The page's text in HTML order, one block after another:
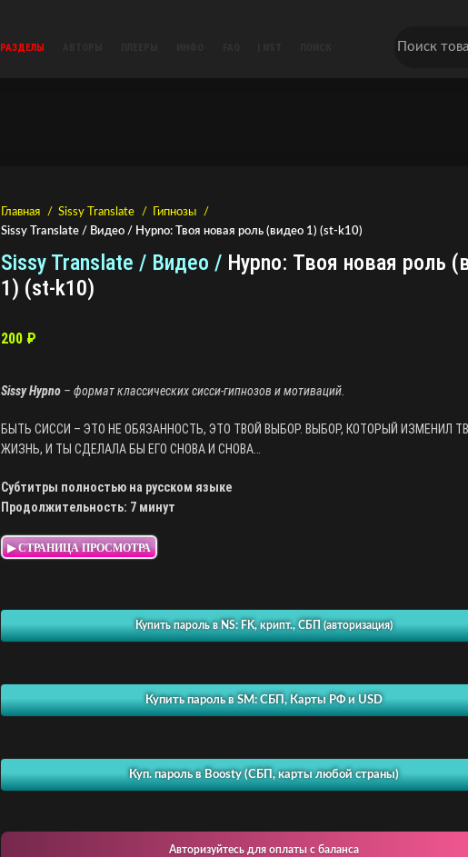
РАЗДЕЛЫ
Главная Sissy Translate
Гипнозы
Sissy Translate / Видео / Hypno: Твоя новая роль (видео 1) (st-k10)
Sissy Translate / Видео /Hypno: Твоя новая роль
1) (st-k10)
200 ₽
Sissy Hypno– формат классических сисси-гипнозов и мотиваций.
БЫТЬ СИССИ – ЭТО НЕ ОБЯЗАННОСТЬ, ЭТО ТВОЙ ВЫБОР. ВЫБОР, КОТОРЫЙ ИЗМЕНИЛ
ЖИЗНЬ, И ТЫ СДЕЛАЛА БЫ ЕГО СНОВА И СНОВА…
Субтитры полностью на русском языке
Продолжительность: 7 минут
▶ СТРАНИЦА ПРОСМОТРА
Купить пароль в NS: FK, крипт., СБП (авторизация)
Купить пароль в SM: СБП, Карты РФ и USD
Куп. пароль в Boosty (СБП, карты любой страны)
Авторизуйтесь для оплаты с баланса